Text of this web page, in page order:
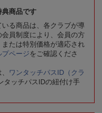
典商品です
いる商品は、各クラブが導
員制度により、会員の方
たは特別価格が適応され
プページをご確認くださ
ワンタッチパスID（クラ
タッチパスIDの紐付け手